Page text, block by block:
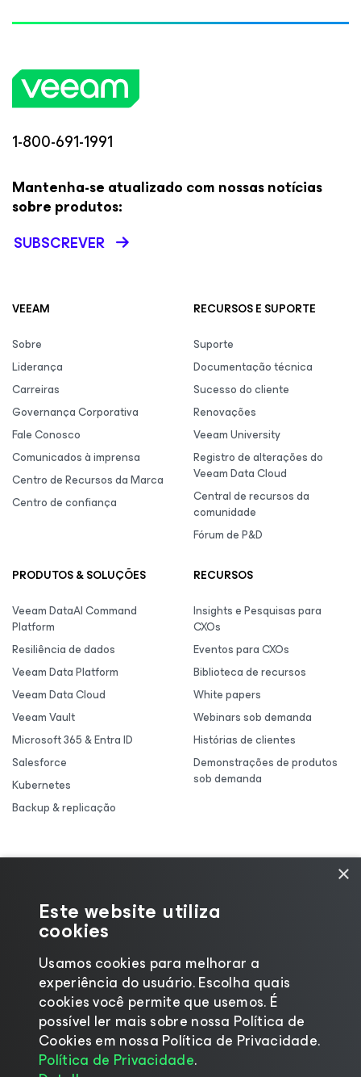
1-800-691-1991
Mantenha-se atualizado com nossas notícias
sobre produtos:
SUBSCREVER
VEEAM
Sobre
Liderança
Carreiras
Governança Corporativa
Fale Conosco
Comunicados à imprensa
Centro de Recursos da Marca
Centro de confiança
RECURSOS E SUPORTE
Suporte
Documentação técnica
Sucesso do cliente
Renovações
Veeam University
Registro de alterações do
Veeam Data Cloud
Central de recursos da
comunidade
Fórum de P&D
PRODUTOS & SOLUÇÕES
Veeam DataAI Command
Platform
Resiliência de dados
Veeam Data Platform
Veeam Data Cloud
Veeam Vault
Microsoft 365 & Entra ID
Salesforce
Kubernetes
Backup & replicação
RECURSOS
Insights e Pesquisas para
CXOs
Eventos para CXOs
Biblioteca de recursos
White papers
Webinars sob demanda
Histórias de clientes
Demonstrações de produtos
sob demanda
©2026 Veeam® Software |Aviso de Privacidade
Aviso de Cookies|Jurídico
×
Este website utiliza
cookies
Usamos cookies para melhorar a
experiência do usuário. Escolha quais
cookies você permite que usemos. É
possível ler mais sobre nossa Política de
Cookies em nossa Política de Privacidade.
Política de Privacidade.